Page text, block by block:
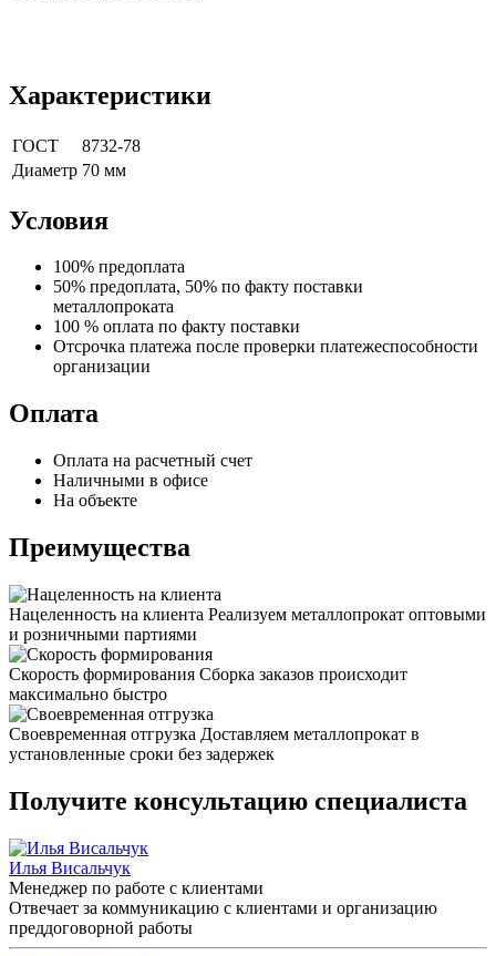
Характеристики
ГОСТ
8732-78
Диаметр 70 мм
Условия
100% предоплата
50% предоплата, 50% по факту поставки
металлопроката
100 % оплата по факту поставки
Отсрочка платежа после проверки платежеспособности
организации
Оплата
Оплата на расчетный счет
Наличными в офисе
На объекте
Преимущества
Нацеленность на клиента Реализуем металлопрокат оптовыми
и розничными партиями
Скорость формирования Сборка заказов происходит
максимально быстро
Своевременная отгрузка Доставляем металлопрокат в
установленные сроки без задержек
Получите консультацию специалиста
Илья Висальчук
Менеджер по работе с клиентами
Отвечает за коммуникацию с клиентами и организацию
преддоговорной работы